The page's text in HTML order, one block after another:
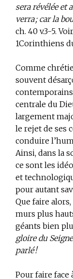
sera révélée et
verra ; car la
ch. 40 v.3-5.
1Corinthiens du
Comme
souvent
centrale du
largement
le rejet de ses
conduire
Ainsi, dans la
ce sont les
et
pour autant
Que faire
murs plus
géants bien
gloire du
parlé !
Pour faire face